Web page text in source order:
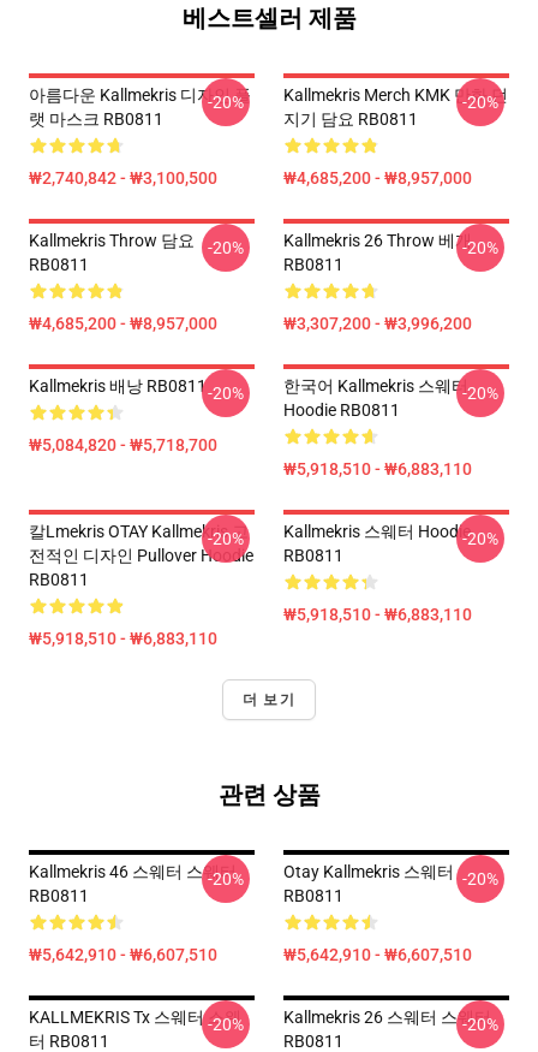
베스트셀러 제품
아름다운 Kallmekris 디자인 플
랫 마스크 RB0811
₩2,740,842 - ₩3,100,500
-20%
Kallmekris Merch KMK 만화 던
지기 담요 RB0811
₩4,685,200 - ₩8,957,000
-20%
Kallmekris Throw 담요
RB0811
₩4,685,200 - ₩8,957,000
-20%
Kallmekris 26 Throw 베개
RB0811
₩3,307,200 - ₩3,996,200
-20%
Kallmekris 배낭 RB0811
₩5,084,820 - ₩5,718,700
-20%
한국어 Kallmekris 스웨터
Hoodie RB0811
₩5,918,510 - ₩6,883,110
-20%
칼lmekris OTAY Kallmekris 고
전적인 디자인 Pullover Hoodie
RB0811
₩5,918,510 - ₩6,883,110
-20%
Kallmekris 스웨터 Hoodie
RB0811
₩5,918,510 - ₩6,883,110
-20%
더 보기
관련 상품
Kallmekris 46 스웨터 스웨터
RB0811
₩5,642,910 - ₩6,607,510
-20%
Otay Kallmekris 스웨터
RB0811
₩5,642,910 - ₩6,607,510
-20%
KALLMEKRIS Tx 스웨터 스웨
터 RB0811
-20%
Kallmekris 26 스웨터 스웨터
RB0811
-20%